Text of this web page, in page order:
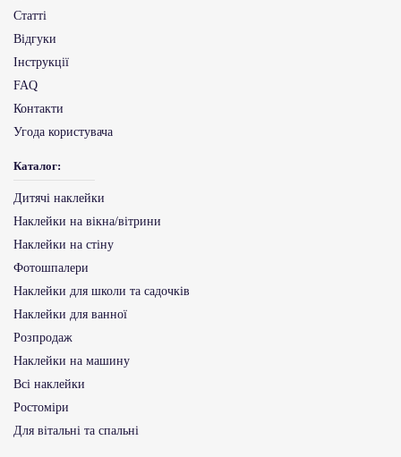
Статті
Відгуки
Інструкції
FAQ
Контакти
Угода користувача
Каталог:
Дитячі наклейки
Наклейки на вікна/вітрини
Наклейки на стіну
Фотошпалери
Наклейки для школи та садочків
Наклейки для ванної
Розпродаж
Наклейки на машину
Всі наклейки
Ростоміри
Для вітальні та спальні